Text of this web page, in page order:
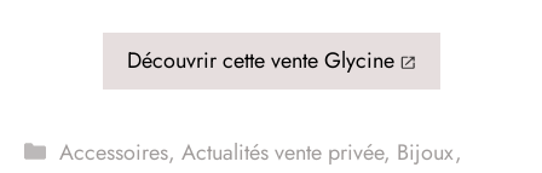
Découvrir cette vente Glycine
Catégories
Accessoires, Actualités vente privée, Bijoux,